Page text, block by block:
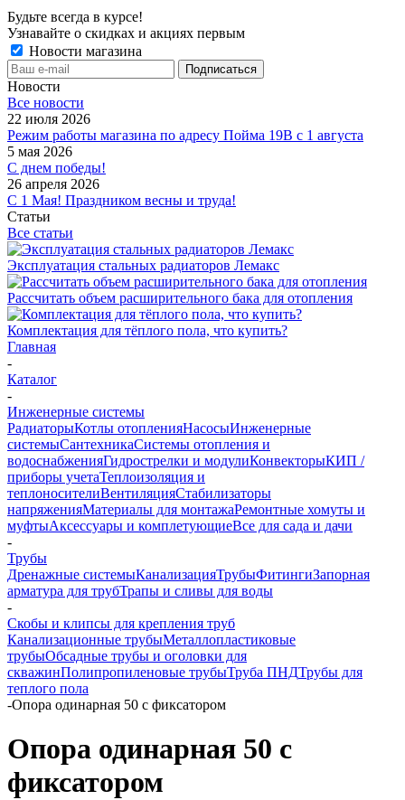
Будьте всегда в курсе!
Узнавайте о скидках и акциях первым
Новости магазина
Новости
Все новости
22 июля 2026
Режим работы магазина по адресу Пойма 19В с 1 августа
5 мая 2026
С днем победы!
26 апреля 2026
С 1 Мая! Праздником весны и труда!
Статьи
Все статьи
Эксплуатация стальных радиаторов Лемакс
Рассчитать объем расширительного бака для отопления
Комплектация для тёплого пола, что купить?
Главная
-
Каталог
-
Инженерные системы
РадиаторыКотлы отопленияНасосыИнженерные
системыСантехникаСистемы отопления и
водоснабженияГидрострелки и модулиКонвекторыКИП /
приборы учетаТеплоизоляция и
теплоносителиВентиляцияСтабилизаторы
напряженияМатериалы для монтажаРемонтные хомуты и
муфтыАксессуары и комплетующиеВсе для сада и дачи
-
Трубы
Дренажные системыКанализацияТрубыФитингиЗапорная
арматура для трубТрапы и сливы для воды
-
Скобы и клипсы для крепления труб
Канализационные трубыМеталлопластиковые
трубыОбсадные трубы и оголовки для
скважинПолипропиленовые трубыТруба ПНДТрубы для
теплого пола
-Опора одинарная 50 с фиксатором
Опора одинарная 50 с
фиксатором